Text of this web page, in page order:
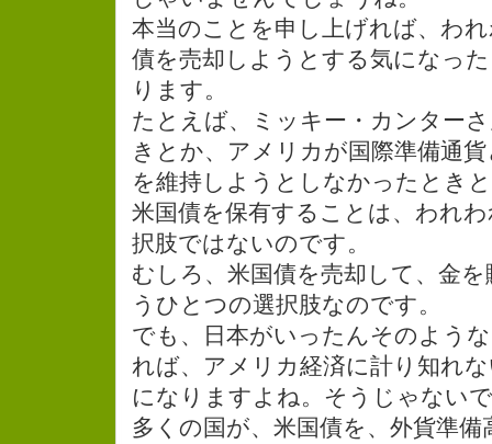
本当のことを申し上げれば、わ
債を売却しようとする気になっ
ります。
たとえば、ミッキー・カンター
きとか、アメリカが国際準備通
を維持しようとしなかったとき
米国債を保有することは、われ
択肢ではないのです。
むしろ、米国債を売却して、金
うひとつの選択肢なのです。
でも、日本がいったんそのよう
れば、アメリカ経済に計り知れ
になりますよね。そうじゃない
多くの国が、米国債を、外貨準